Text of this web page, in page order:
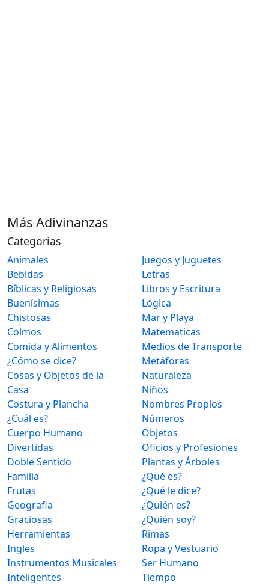
Más Adivinanzas
Categorias
Animales
Bebidas
Bíblicas y Religiosas
Buenísimas
Chistosas
Colmos
Comida y Alimentos
¿Cómo se dice?
Cosas y Objetos de la
Casa
Costura y Plancha
¿Cuál es?
Cuerpo Humano
Divertidas
Doble Sentido
Familia
Frutas
Geografia
Graciosas
Herramientas
Ingles
Instrumentos Musicales
Inteligentes
Juegos y Juguetes
Letras
Libros y Escritura
Lógica
Mar y Playa
Matematicas
Medios de Transporte
Metáforas
Naturaleza
Niños
Nombres Propios
Números
Objetos
Oficios y Profesiones
Plantas y Árboles
¿Qué es?
¿Qué le dice?
¿Quién es?
¿Quién soy?
Rimas
Ropa y Vestuario
Ser Humano
Tiempo